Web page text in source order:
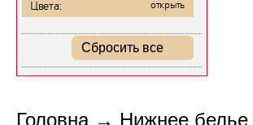
Цвета: открыть
Сбросить все
Головна→ Нижнее белье